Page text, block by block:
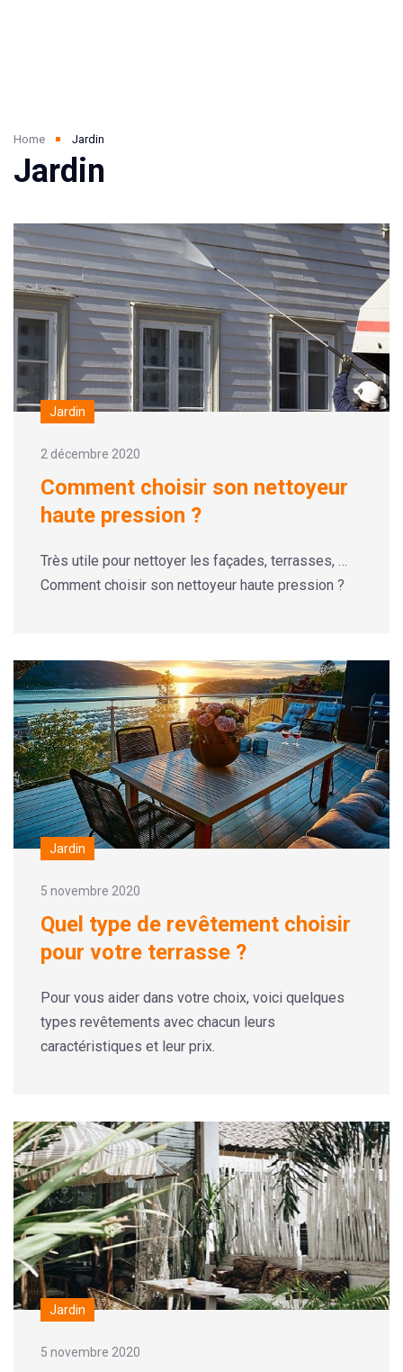
Home Jardin
Jardin
Jardin
2 décembre 2020
Comment choisir son nettoyeur
haute pression ?
Très utile pour nettoyer les façades, terrasses, …
Comment choisir son nettoyeur haute pression ?
Jardin
5 novembre 2020
Quel type de revêtement choisir
pour votre terrasse ?
Pour vous aider dans votre choix, voici quelques
types revêtements avec chacun leurs
caractéristiques et leur prix.
Jardin
5 novembre 2020